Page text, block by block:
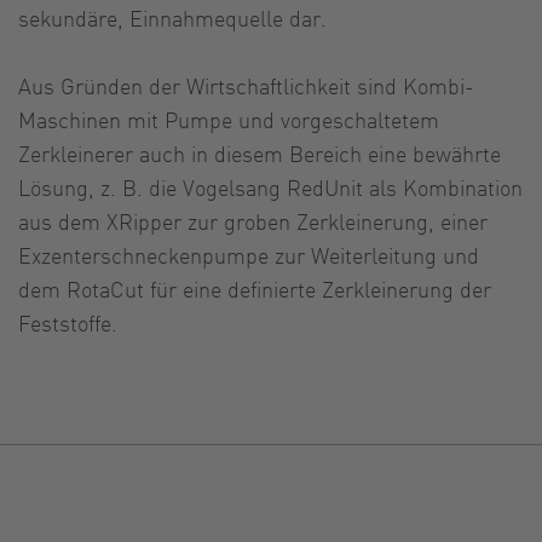
sekundäre, Einnahmequelle dar.
Aus Gründen der Wirtschaftlichkeit sind Kombi-
Maschinen mit Pumpe und vorgeschaltetem
Zerkleinerer auch in diesem Bereich eine bewährte
Lösung, z. B. die Vogelsang RedUnit als Kombination
aus dem XRipper zur groben Zerkleinerung, einer
Exzenterschneckenpumpe zur Weiterleitung und
dem RotaCut für eine definierte Zerkleinerung der
Feststoffe.